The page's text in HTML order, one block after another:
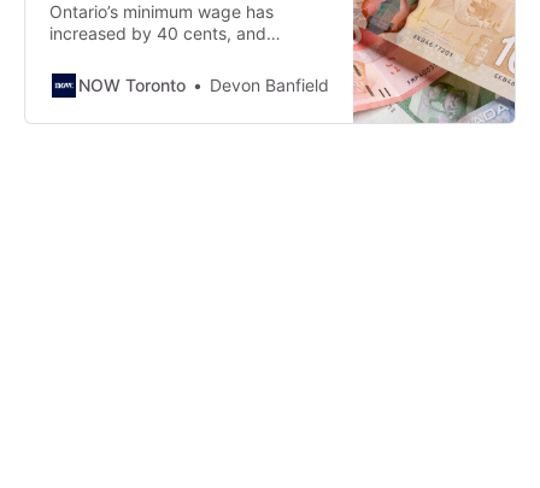
Ontario’s minimum wage has
increased by 40 cents, and
of October 1, the province’s
minimum wage has…
NOW Toronto Devon Banfield